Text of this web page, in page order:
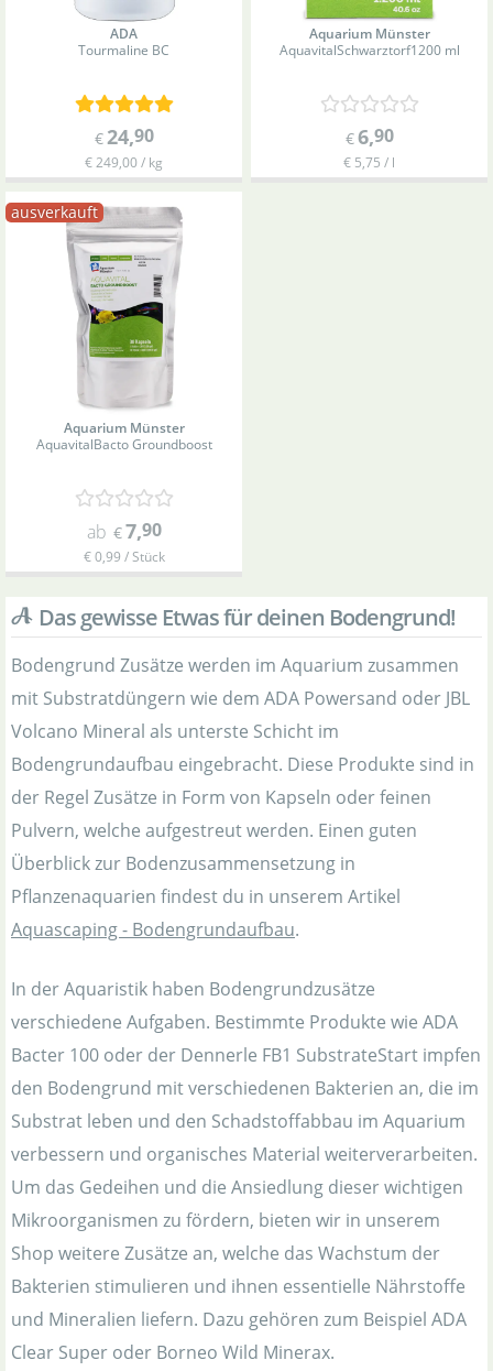
ADA
Tourmaline BC
€24,90
€ 249,00 / kg
Aquarium Münster
AquavitalSchwarztorf1200 ml
€6,90
€ 5,75 / l
ausverkauft
Aquarium Münster
AquavitalBacto Groundboost
ab €7,90
€ 0,99 / Stück
Das gewisse Etwas für deinen Bodengrund!
Bodengrund Zusätze werden im Aquarium zusammen
mit Substratdüngern wie dem ADA Powersand oder JBL
Volcano Mineral als unterste Schicht im
Bodengrundaufbau eingebracht. Diese Produkte sind in
der Regel Zusätze in Form von Kapseln oder feinen
Pulvern, welche aufgestreut werden. Einen guten
Überblick zur Bodenzusammensetzung in
Pflanzenaquarien findest du in unserem Artikel
Aquascaping - Bodengrundaufbau.
In der Aquaristik haben Bodengrundzusätze
verschiedene Aufgaben. Bestimmte Produkte wie ADA
Bacter 100 oder der Dennerle FB1 SubstrateStart impfen
den Bodengrund mit verschiedenen Bakterien an, die im
Substrat leben und den Schadstoffabbau im Aquarium
verbessern und organisches Material weiterverarbeiten.
Um das Gedeihen und die Ansiedlung dieser wichtigen
Mikroorganismen zu fördern, bieten wir in unserem
Shop weitere Zusätze an, welche das Wachstum der
Bakterien stimulieren und ihnen essentielle Nährstoffe
und Mineralien liefern. Dazu gehören zum Beispiel ADA
Clear Super oder Borneo Wild Minerax.